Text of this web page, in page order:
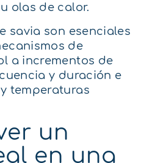
olas de calor.
savia son esenciales
de
a incrementos de
y duración e
temperaturas
un
en una